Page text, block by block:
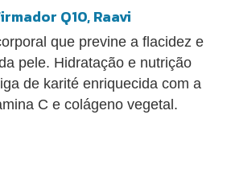
Q10, Raavi
que previne a flacidez e
pele. Hidratação e nutrição
de karité enriquecida com a
C e colágeno vegetal.